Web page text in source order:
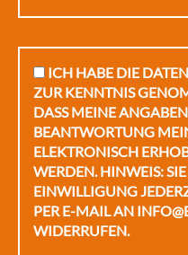
ICH HABE DIE
ZUR KENNTNIS
DASS MEINE
BEANTWORTUNG
ELEKTRONISCH
WERDEN. HINWEIS:
EINWILLIGUNG
PER E-MAIL AN
WIDERRUFEN.